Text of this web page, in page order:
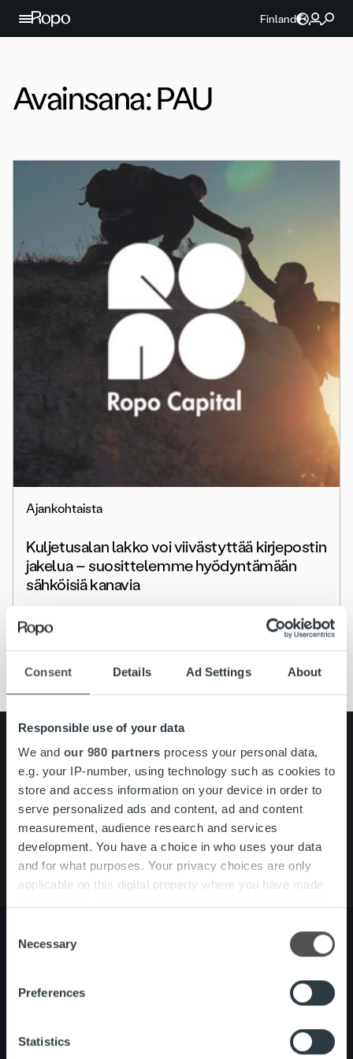
Consent Details Ad Settings About
Responsible use of your data
We and our 980 partners process your personal data,
e.g. your IP-number, using technology such as cookies to
store and access information on your device in order to
serve personalized ads and content, ad and content
measurement, audience research and services
development. You have a choice in who uses your data
and for what purposes. Your privacy choices are only
applicable on this digital property where you have made
the Privacy trigger icon.
Find out more about how your personal data is processed
and set your preferences in the
We use cookies to personalise content and ads, to
provide social media features and to analyse our traffic.
Selection
Necessary
Preferences
Statistics
Jatka sisältöön
Finland
Avainsana:PAU
Ajankohtaista
Kuljetusalan lakko voi viivästyttää kirjepostin
jakelua – suosittelemme hyödyntämään
sähköisiä kanavia
Lue lisää
Pikalinkit
Yhteystiedot
Ura Ropolla
Palvelut
Tietoa meistä
Search for:
Ihmiset ja kulttuurimme